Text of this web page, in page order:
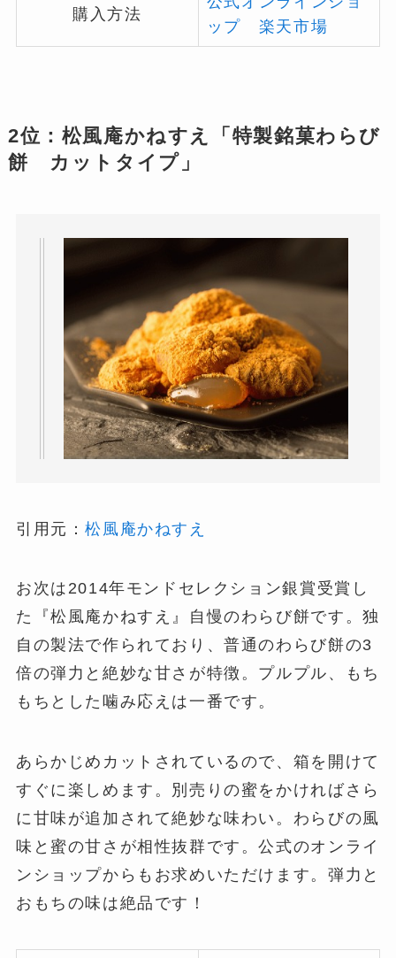
購入方法
ップ
楽天市場
2位：松風庵かねすえ「特製銘菓わらび
餅 カットタイプ」
引用元：松風庵かねすえ
お次は2014年モンドセレクション銀賞受賞し
た『松風庵かねすえ』自慢のわらび餅です。独
自の製法で作られており、普通のわらび餅の3
倍の弾力と絶妙な甘さが特徴。プルプル、もち
もちとした噛み応えは一番です。
あらかじめカットされているので、箱を開けて
すぐに楽しめます。別売りの蜜をかければさら
に甘味が追加されて絶妙な味わい。わらびの風
味と蜜の甘さが相性抜群です。公式のオンライ
ンショップからもお求めいただけます。弾力と
おもちの味は絶品です！